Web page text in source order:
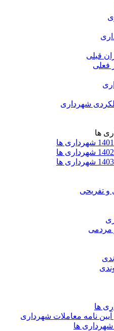
قبلی
فعلی
شهرداری
ها
تفریحی
مردمی
ها
نامه معاملات شهرداری
شهرداری ها